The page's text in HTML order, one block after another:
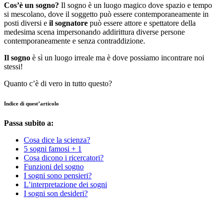
Cos’è un sogno? Il sogno è un luogo magico dove spazio e tempo
si mescolano, dove il soggetto può essere contemporaneamente in
posti diversi e il sognatore può essere attore e spettatore della
medesima scena impersonando addirittura diverse persone
contemporaneamente e senza contraddizione.
Il sogno è sì un luogo irreale ma è dove possiamo incontrare noi
stessi!
Quanto c’è di vero in tutto questo?
Indice di quest’articolo
Passa subito a:
Cosa dice la scienza?
5 sogni famosi + 1
Cosa dicono i ricercatori?
Funzioni del sogno
I sogni sono pensieri?
L’interpretazione dei sogni
I sogni son desideri?